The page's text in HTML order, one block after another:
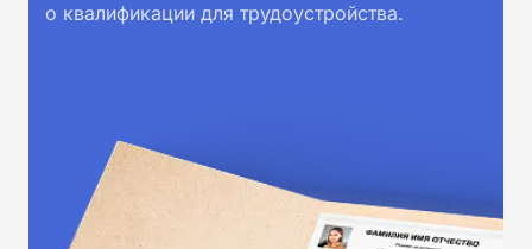
о квалификации для трудоустройства.